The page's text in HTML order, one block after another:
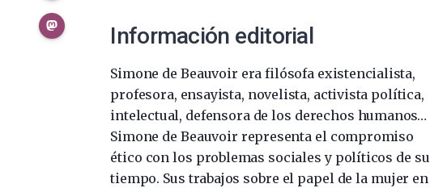
Información editorial
Simone de Beauvoir era filósofa existencialista,
profesora, ensayista, novelista, activista política,
intelectual, defensora de los derechos humanos…
Simone de Beauvoir representa el compromiso
ético con los problemas sociales y políticos de su
tiempo. Sus trabajos sobre el papel de la mujer